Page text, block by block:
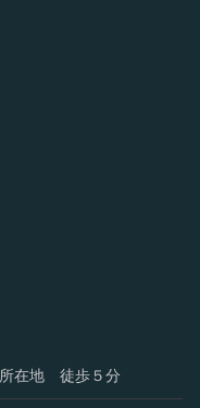
在地 徒歩５分